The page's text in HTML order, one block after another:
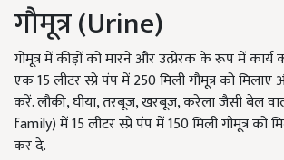
गौमूत्र (Urine)
गोमूत्र में कीड़ों को मारने और उत्प्रेरक के रूप में कार्य
एक 15 लीटर स्प्रे पंप में 250 मिली गौमूत्र को
करें. लौकी, घीया, तरबूज, खरबूज, करेला जैसी बेल
family) में 15 लीटर स्प्रे पंप में 150 मिली गौमूत्र को
कर दे.